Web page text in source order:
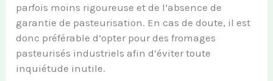
parfois moins rigoureuse et de l’absence de
garantie de pasteurisation. En cas de doute, il est
donc préférable d’opter pour des fromages
pasteurisés industriels afin d’éviter toute
inquiétude inutile.